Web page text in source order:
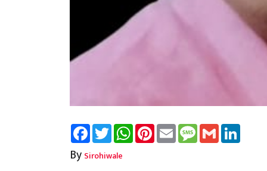
FacebookTwitterWhatsAppPinterest
Email Message
Gmail
By Sirohiwale